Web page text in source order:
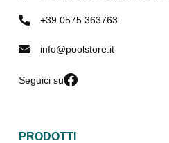
+39 0575 363763
info@poolstore.it
Seguici su
PRODOTTI